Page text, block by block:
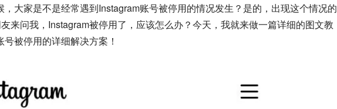
大家是不是经常遇到Instagram账号被停用的情况发生？是的，出现这个情况的
来问我，Instagram被停用了，应该怎么办？今天，我就来做一篇详细的图文教
被停用的详细解决方案！